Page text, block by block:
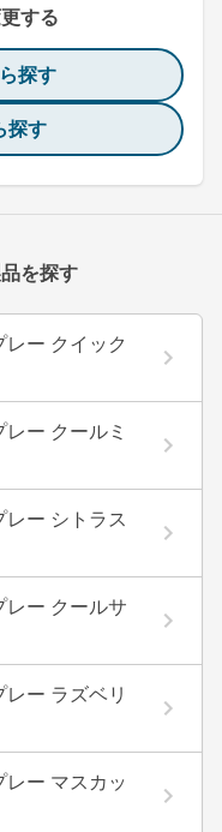
する
探す
探す
を探す
ー クイック
ー クールミ
ー シトラス
ー クールサ
ー ラズベリ
ー マスカッ